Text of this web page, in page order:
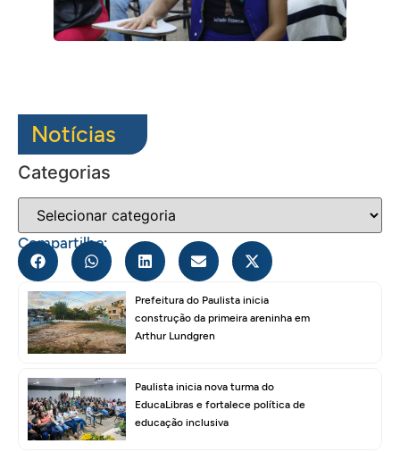
Notícias
Categorias
Compartilhe:
Prefeitura do Paulista inicia
construção da primeira areninha em
Arthur Lundgren
Paulista inicia nova turma do
EducaLibras e fortalece política de
educação inclusiva